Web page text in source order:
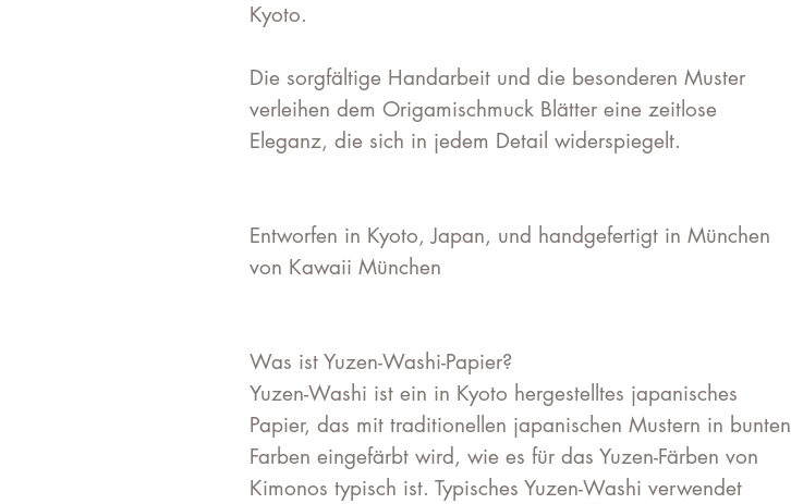
Kyoto.
Die sorgfältige Handarbeit und die besonderen Muster
verleihen dem Origamischmuck Blätter eine zeitlose
Eleganz, die sich in jedem Detail widerspiegelt.
Entworfen in Kyoto, Japan, und handgefertigt in München
von Kawaii München
Was ist Yuzen-Washi-Papier?
Yuzen-Washi ist ein in Kyoto hergestelltes japanisches
Papier, das mit traditionellen japanischen Mustern in bunten
Farben eingefärbt wird, wie es für das Yuzen-Färben von
Kimonos typisch ist. Typisches Yuzen-Washi verwendet